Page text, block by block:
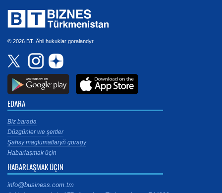
© 2026 BT. Ähli hukuklar goralandyr.
EDARA
Biz barada
Düzgünler we şertler
Şahsy maglumatlaryň goragy
Habarlaşmak üçin
HABARLAŞMAK ÜÇIN
info@business.com.tm